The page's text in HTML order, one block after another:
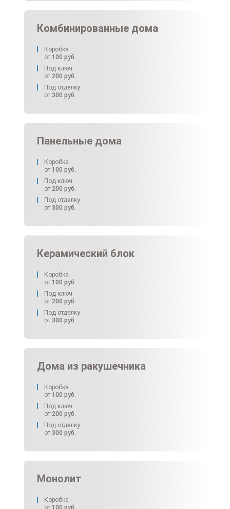
Комбинированные дома
Коробка
от 100 руб.
Под ключ
от 200 руб.
Под отделку
от 300 руб.
Панельные дома
Коробка
от 100 руб.
Под ключ
от 200 руб.
Под отделку
от 300 руб.
Керамический блок
Коробка
от 100 руб.
Под ключ
от 200 руб.
Под отделку
от 300 руб.
Дома из ракушечника
Коробка
от 100 руб.
Под ключ
от 200 руб.
Под отделку
от 300 руб.
Монолит
Коробка
от 100 руб.